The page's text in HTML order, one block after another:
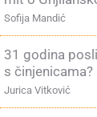
Sofija Mandić
31 godina
s činjenicama?
Jurica Vitković